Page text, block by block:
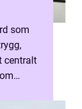
som
centralt